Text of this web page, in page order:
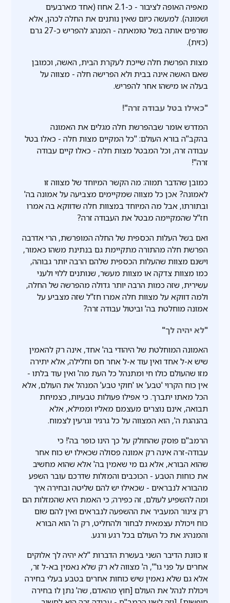
מאפיה האופה לציבור - כ-2.1 אחוז (אחד מארבעים
ושמונה). למעשה כיום שאין נותנים את החלה לכהן, אלא
שורפים אותה בשל טומאתה - המנהג להפריש כ-27 גרם
(כזית).
מצות הפרשת חלה שייכת לעקרת הבית, האשה, וכמובן
שאם האשה אינה בבית ולא הפרישה חלה - מצווה על
בעלה או מישהו אחר להפריש.
"כאילו בטל עבודה זרה"!
המדרש אומר שבהפרשת חלה מגלים את האמונה
בהקב"ה בורא העולם: "כל המקיים מצות חלה - כאלו בטל
עבודה זרה, וכל המבטל מצות חלה - כאלו קיים עבודה
זרה"!
כמובן שהדבר תמוה: מה הקשר המיוחד של מצווה זו
לאמונה? אכן כל מצווה שמקיימים מצביעה על אמונה בה'
ובתורתו, אבל מה המיוחד במצוות חלה שדווקא בה אמרו
חז"ל שהמקיימה מבטל את העבודה זרה?
ואם בשל העלות הכספית של החלה המופרשת, הרי אדרבה
הפרשת חלה מהתורה מתקיימת גם בנתינת משהו כאמור,
וישנם מצוות שהעלות הכספית שלהם הרבה יותר גבוהה,
כמו מצוות צדקה או מצוות מעשר, שנותנים ללוי ולעני
עשירית, שזה כמות הרבה יותר גדולה מהפרשה של החלה,
ולמה דווקא על מצוות חלה אמרו חז"ל שזה מצביע על
אמונה מוחלטת בה' וביטול עבודה זרה?
"לא יהיה לך"
האמונה המוחלטת של היהודי בה' אחד, אינה רק להאמין
שיש א-ל אחד ואין עוד א-ל אחר חס וחלילה, אלא יתירה
מזו שהעולם כולו חי ומתנהל כל העת מה' ואין עוד בלתו -
אין כוח הקרוי 'טבע' או 'חוקי טבע' המנהל את העולם, אלא
הכל מאתו יתברך. כי אפילו פעולות טבעיות, כצמיחת
תבואה, אינם נוצרים מעצמם מאליו וממילא, אלא
בהנהגת ה', הוא המצווה על כל גרגיר וגרעין לצמוח.
הרמב"ם פוסק שהחולק על כך הינו כופר בה'! כי
עבודה-זרה אינה רק אמונה פסולה שכאילו יש כוח אחר
שהוא הבורא, אלא גם מי שאמין בה' אלא שהוא מחשיב
את כוחות הטבע - הכוכבים והמזלות שדרכם עובר השפע
מהבורא לנבראים - שכאילו יש להם שליטה ובחירה איך
ומה להשפיע לעולם, זה כפירה; כי האמת היא שהמזלות הם
רק צינור המעביר את ההשפעה לנבראים ואין להם שום
כוח ויכולת עצמאית לבחור ולהחליט, רק ה' הוא הבורא
והמנהיג את כל העולם בכל רגע ורגע.
זו כוונת הדיבר השני בעשרת הדברות "לא יהיה לך אלוקים
אחרים על פני גו'", ה' מצווה לא רק שלא נאמין בא-ל זר,
אלא גם שלא נאמין שיש כוחות אחרים בטבע בעלי בחירה
ויכולת לנהל את העולם [חוץ מהאדם, שה' נתן לו בחירה